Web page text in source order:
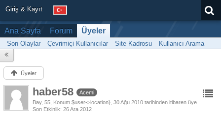
Giriş & Kayıt
Ana Sayfa Forum Üyeler
Son Olaylar Çevrimiçi Kullanıcılar Site Kadrosu Kullanıcı Arama
Üyeler
haber58
Acemi
Bay 55 Konum $user->location} 30 Ağu 2010 tarihinden itibaren üye
Son Etkinlik 26 Ara 2012